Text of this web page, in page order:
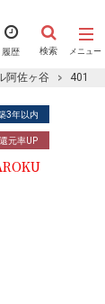
メニュー
検索
履歴
阿佐ヶ谷 401
3年以内
還元率UP